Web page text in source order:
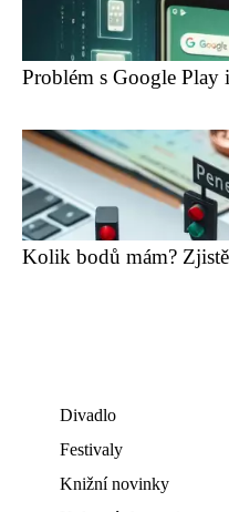
Problém s Google Play
Kolik bodů mám?
Divadlo
Festivaly
Knižní novinky